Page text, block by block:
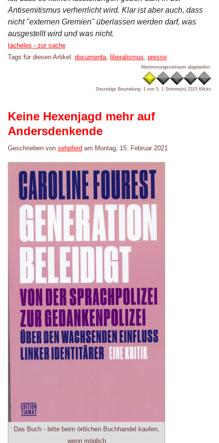
Antisemitismus verherrlicht wird. Klar ist aber auch, dass
nicht "externen Gremien" überlassen werden darf, was
ausgestellt wird und was nicht.
Kategorien:
tacheles - zur sache
Tags für diesen Artikel: documenta liberalismus presse
Abstimmungszeitraum abgelaufen.
Derzeitige Beurteilung: 1 von 5, 1 Stimme(n) 2315 Klicks
Keine Hexenjagd mehr auf
Andersdenkende
Geschrieben von sehpferd am Montag, 15. Februar 2021
Das Buch - bitte beim örtlichen Buchhandel kaufen,
wenn möglich